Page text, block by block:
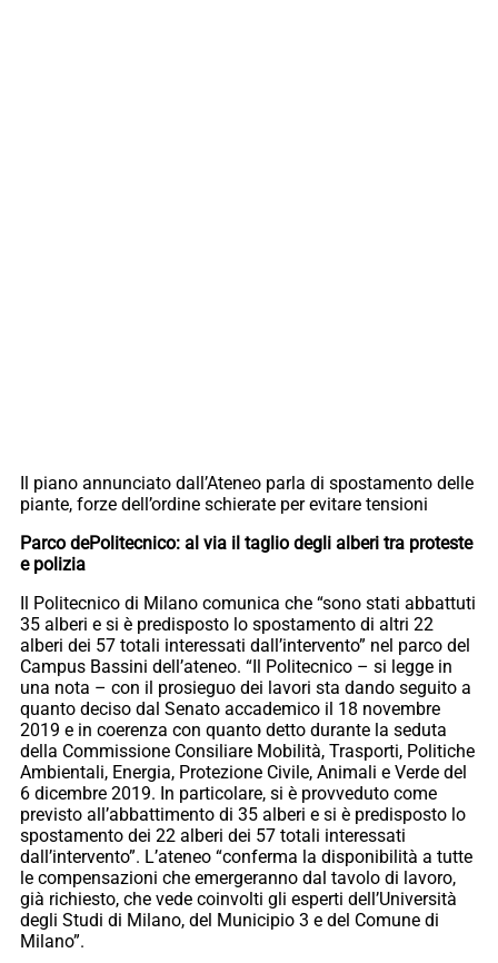
Il piano annunciato dall’Ateneo parla di spostamento delle
piante, forze dell’ordine schierate per evitare tensioni
Parco dePolitecnico: al via il taglio degli alberi tra proteste
e polizia
Il Politecnico di Milano comunica che “sono stati abbattuti
35 alberi e si è predisposto lo spostamento di altri 22
alberi dei 57 totali interessati dall’intervento” nel parco del
Campus Bassini dell’ateneo. “Il Politecnico – si legge in
una nota – con il prosieguo dei lavori sta dando seguito a
quanto deciso dal Senato accademico il 18 novembre
2019 e in coerenza con quanto detto durante la seduta
della Commissione Consiliare Mobilità, Trasporti, Politiche
Ambientali, Energia, Protezione Civile, Animali e Verde del
6 dicembre 2019. In particolare, si è provveduto come
previsto all’abbattimento di 35 alberi e si è predisposto lo
spostamento dei 22 alberi dei 57 totali interessati
dall’intervento”. L’ateneo “conferma la disponibilità a tutte
le compensazioni che emergeranno dal tavolo di lavoro,
già richiesto, che vede coinvolti gli esperti dell’Università
degli Studi di Milano, del Municipio 3 e del Comune di
Milano”.